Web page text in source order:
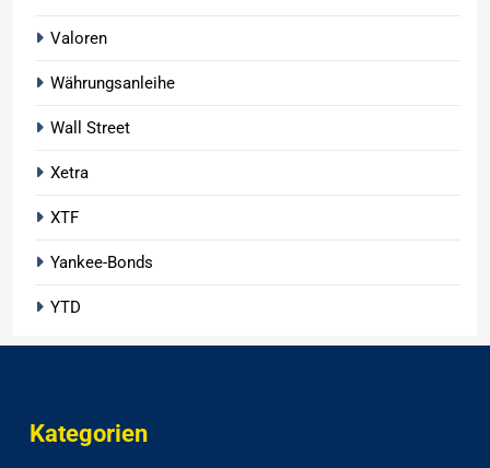
Valoren
Währungsanleihe
Wall Street
Xetra
XTF
Yankee-Bonds
YTD
Kategorien